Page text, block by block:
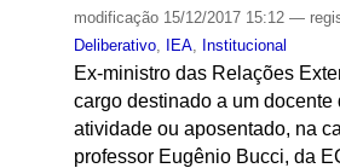
modificação15/12/2017 15:12 —
Deliberativo, IEA, Institucional
Ex-ministro das Relações
cargo destinado a um docente
atividade ou aposentado, na
professor Eugênio Bucci, da